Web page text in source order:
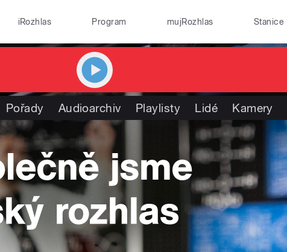
iRozhlas Program mujRozhlas Stanice
Pořady Audioarchiv Playlisty Lidé Kamery